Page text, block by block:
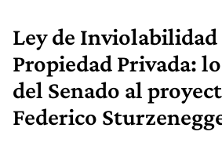
Ley de Inviolabilidad
Propiedad Privada:
del Senado al
Federico